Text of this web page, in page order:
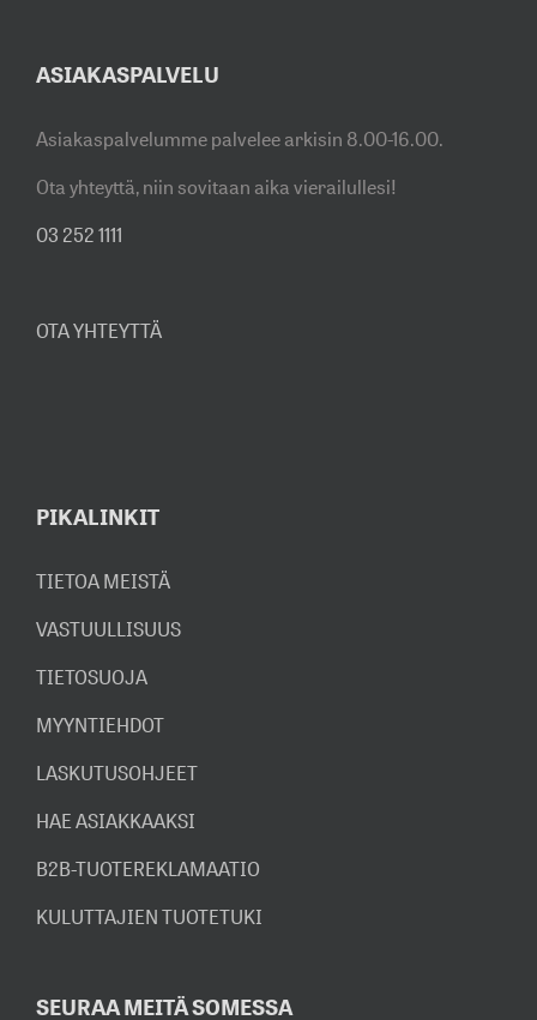
ASIAKASPALVELU
Asiakaspalvelumme palvelee arkisin 8.00-16.00.
Ota yhteyttä, niin sovitaan aika vierailullesi!
03 252 1111
OTA YHTEYTTÄ
PIKALINKIT
TIETOA MEISTÄ
VASTUULLISUUS
TIETOSUOJA
MYYNTIEHDOT
LASKUTUSOHJEET
HAE ASIAKKAAKSI
B2B-TUOTEREKLAMAATIO
KULUTTAJIEN TUOTETUKI
SEURAA MEITÄ SOMESSA